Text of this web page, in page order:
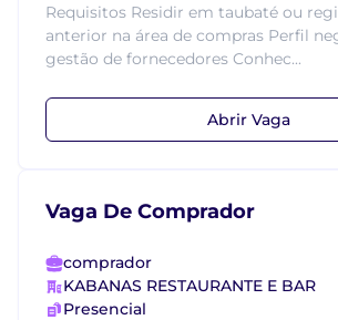
Requisitos Residir em taubaté ou
anterior na área de compras Perfil
gestão de fornecedores Conhec...
Abrir Vaga
Vaga De Comprador
comprador
KABANAS RESTAURANTE E BAR
Presencial